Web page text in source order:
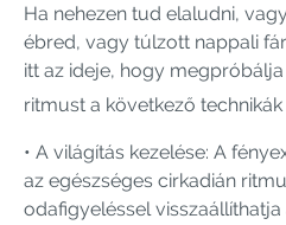
Ha nehezen tud elaludni,
ébred, vagy túlzott nappali
itt az ideje, hogy
ritmust a következő
• A világítás kezelése: A
az egészséges cirkadián
odafigyeléssel